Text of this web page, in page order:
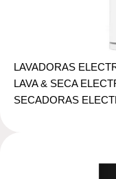
LAVADORAS
LAVA & SECA
SECADORAS